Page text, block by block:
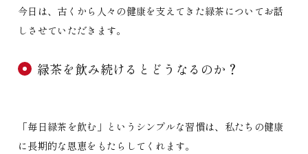
今日は、古くから人々の健康を支えてきた緑茶についてお話
しさせていただきます。
緑茶を飲み続けるとどうなるのか？
「毎日緑茶を飲む」というシンプルな習慣は、私たちの健康
に長期的な恩恵をもたらしてくれます。